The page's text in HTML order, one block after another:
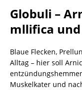
Globuli –
mllifica
Blaue Flecken,
Alltag – hier soll
Muskelkater und